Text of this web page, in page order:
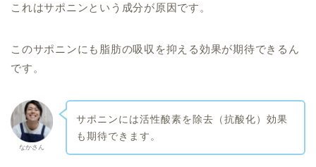
これはサポニンという成分が原因です。
このサポニンにも脂肪の吸収を抑える効果が期待できるん
です。
なかさん
サポニンには活性酸素を除去（抗酸化）効果
も期待できます。